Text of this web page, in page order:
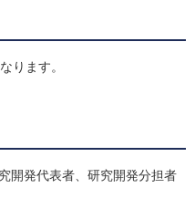
ります。
開発代表者、研究開発分担者